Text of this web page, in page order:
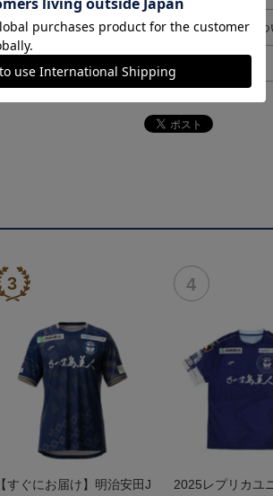
ギフト対応につ
【すぐにお届け】明治安田J
2025レプリカユ